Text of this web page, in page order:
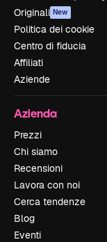
Originali New
Politica dei cookie
Centro di fiducia
Affiliati
Aziende
Azienda
Prezzi
Chi siamo
Recensioni
Lavora con noi
Cerca tendenze
Blog
Eventi